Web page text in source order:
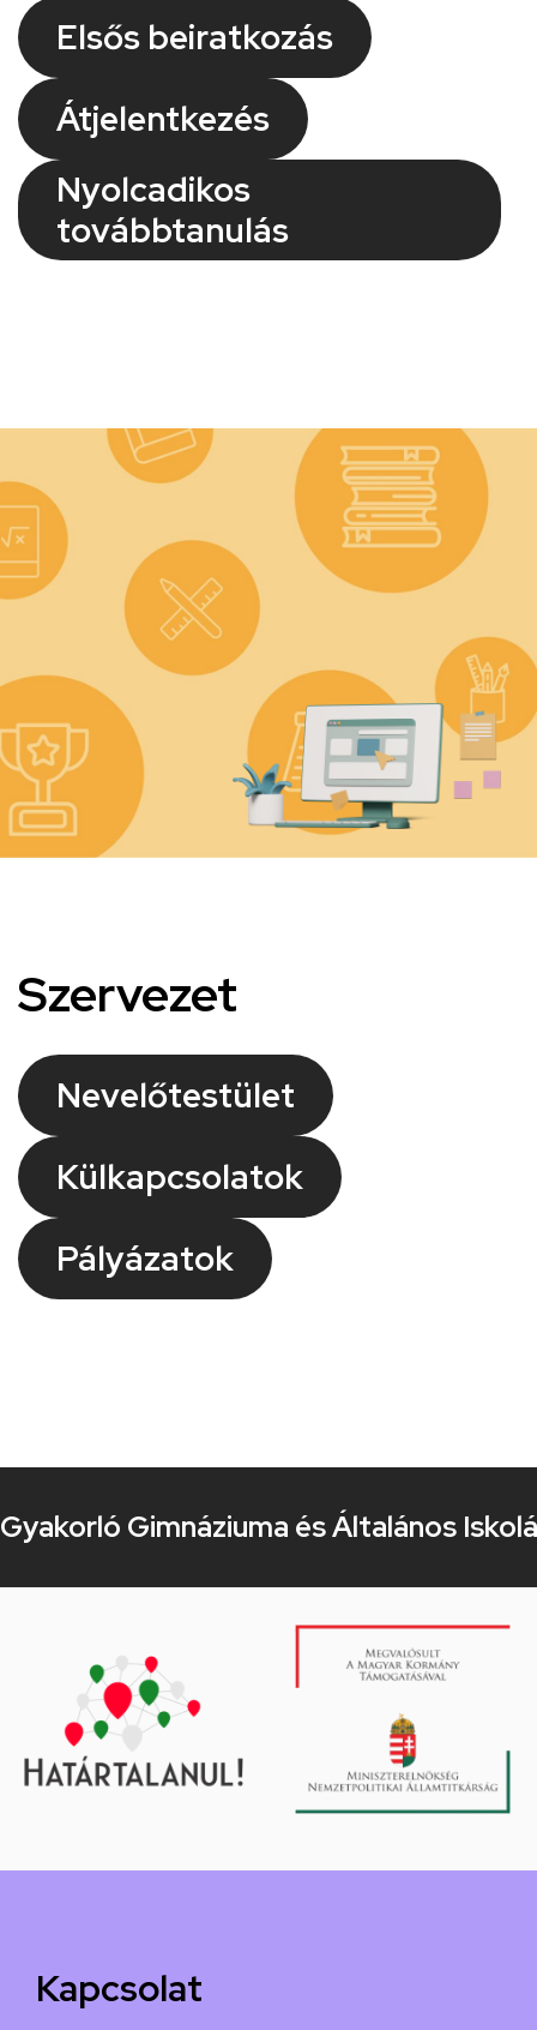
Elsős beiratkozás
Átjelentkezés
Nyolcadikos
továbbtanulás
Szervezet
Nevelőtestület
Külkapcsolatok
Pályázatok
Kép
Gimnáziuma és Általános
Kapcsolat